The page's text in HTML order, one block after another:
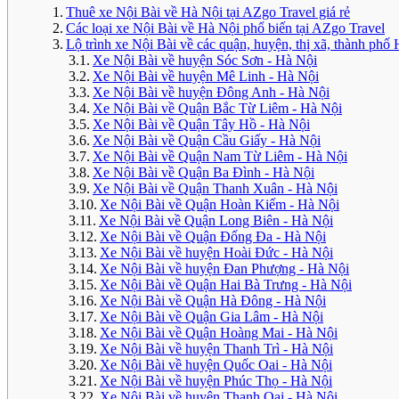
Thuê xe Nội Bài về Hà Nội tại AZgo Travel giá rẻ
Các loại xe Nội Bài về Hà Nội phổ biến tại AZgo Travel
Lộ trình xe Nội Bài về các quận, huyện, thị xã, thành phố
Xe Nội Bài về huyện Sóc Sơn - Hà Nội
Xe Nội Bài về huyện Mê Linh - Hà Nội
Xe Nội Bài về huyện Đông Anh - Hà Nội
Xe Nội Bài về Quận Bắc Từ Liêm - Hà Nội
Xe Nội Bài về Quận Tây Hồ - Hà Nội
Xe Nội Bài về Quận Cầu Giấy - Hà Nội
Xe Nội Bài về Quận Nam Từ Liêm - Hà Nội
Xe Nội Bài về Quận Ba Đình - Hà Nội
Xe Nội Bài về Quận Thanh Xuân - Hà Nội
Xe Nội Bài về Quận Hoàn Kiếm - Hà Nội
Xe Nội Bài về Quận Long Biên - Hà Nội
Xe Nội Bài về Quận Đống Đa - Hà Nội
Xe Nội Bài về huyện Hoài Đức - Hà Nội
Xe Nội Bài về huyện Đan Phượng - Hà Nội
Xe Nội Bài về Quận Hai Bà Trưng - Hà Nội
Xe Nội Bài về Quận Hà Đông - Hà Nội
Xe Nội Bài về Quận Gia Lâm - Hà Nội
Xe Nội Bài về Quận Hoàng Mai - Hà Nội
Xe Nội Bài về huyện Thanh Trì - Hà Nội
Xe Nội Bài về huyện Quốc Oai - Hà Nội
Xe Nội Bài về huyện Phúc Thọ - Hà Nội